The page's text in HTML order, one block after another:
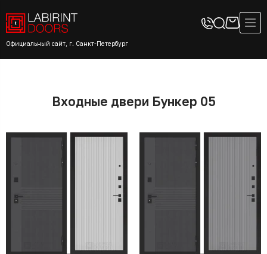
Официальный сайт, г. Санкт-Петербург
Входные двери Бункер 05